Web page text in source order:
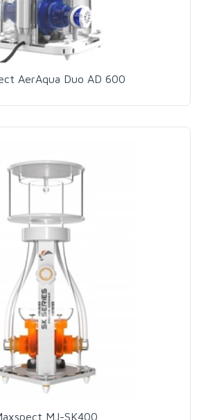
AerAqua Duo AD 600
MJ-SK400